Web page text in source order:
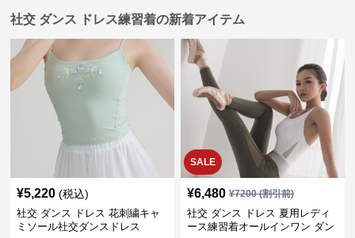
社交 ダンス ドレス練習着の新着アイテム
¥5,220 (税込)
社交 ダンス ドレス 花刺繍キャ
ミソール社交ダンスドレス
SALE
¥6,480 ¥7200(割引前)
社交 ダンス ドレス 夏用レディ
ース練習着オールインワン ダン